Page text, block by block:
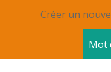
Onglets
Créer un
Mot